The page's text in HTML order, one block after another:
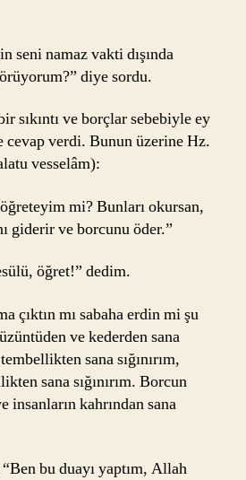
seni namaz vakti dışında
diye sordu.
sıkıntı ve borçlar sebebiyle ey
cevap verdi. Bunun üzerine Hz.
vesselâm):
mi? Bunları okursan,
giderir ve borcunu öder.”
öğret!” dedim.
çıktın mı sabaha erdin mi şu
ve kederden sana
sana sığınırım,
sana sığınırım. Borcun
insanların kahrından sana
bu duayı yaptım, Allah